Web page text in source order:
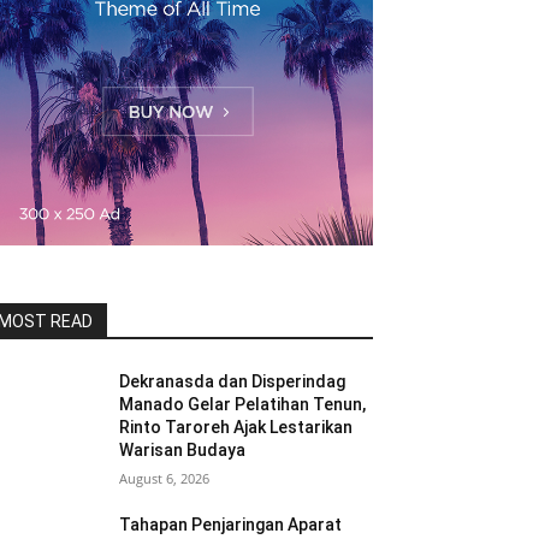
READ
Dekranasda dan Disperindag
Manado Gelar Pelatihan Tenun,
Rinto Taroreh Ajak Lestarikan
Warisan Budaya
August 6, 2026
Tahapan Penjaringan Aparat